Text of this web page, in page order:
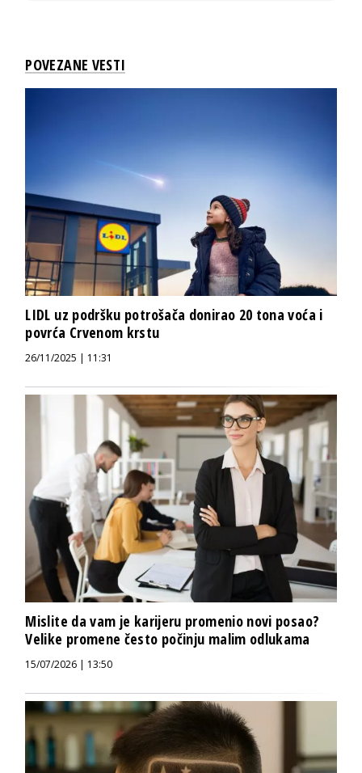
POVEZANE VESTI
LIDL uz podršku potrošača donirao 20 tona voća i
povrća Crvenom krstu
26/11/2025 | 11:31
Mislite da vam je karijeru promenio novi posao?
Velike promene često počinju malim odlukama
15/07/2026 | 13:50